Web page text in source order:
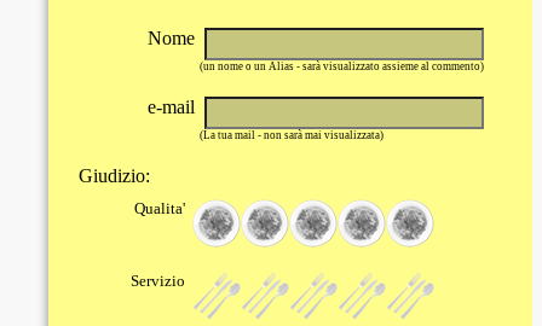
Nome
(un nome o un Alias - sarà visualizzato assieme al commento)
e-mail
(La tua mail - non sarà mai visualizzata)
Giudizio:
Qualita'
Servizio